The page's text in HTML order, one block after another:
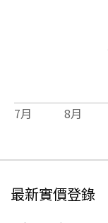
7月 8月
最新實價登錄